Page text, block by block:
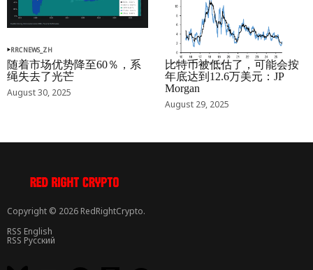
RRCNEWS_ZH
随着市场优势降至60％，系
绳失去了光芒
August 30, 2025
RRCNEWS_ZH
比特币被低估了，可能会按
年底达到12.6万美元：JP
Morgan
August 29, 2025
Copyright © 2026 RedRightCrypto.
RSS English
RSS Русский